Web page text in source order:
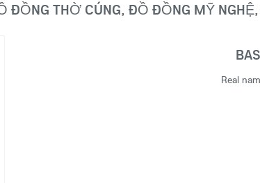
ĐỒNG THỜ CÚNG, ĐỒ ĐỒNG MỸ
Real